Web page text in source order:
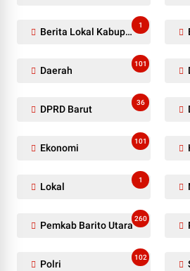
Berita Lokal Kabupaten Barito Utara
1
Daerah
101
DPRD Barut
36
Ekonomi
101
Lokal
1
Pemkab Barito Utara
260
Polri
102